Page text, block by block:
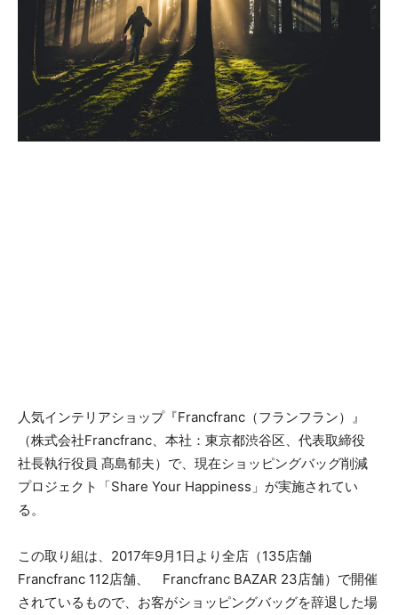
人気インテリアショップ『Francfranc（フランフラン）』
（株式会社Francfranc、本社：東京都渋谷区、代表取締役
社長執行役員 髙島郁夫）で、現在ショッピングバッグ削減
プロジェクト「Share Your Happiness」が実施されてい
る。
この取り組は、2017年9月1日より全店（135店舗
Francfranc 112店舗、 Francfranc BAZAR 23店舗）で開催
されているもので、お客がショッピングバッグを辞退した場